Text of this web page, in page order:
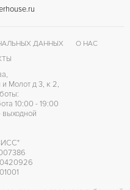
ДАННЫХ
О НАС
Молот д 3, к 2,
10:00 - 19:00
выходной